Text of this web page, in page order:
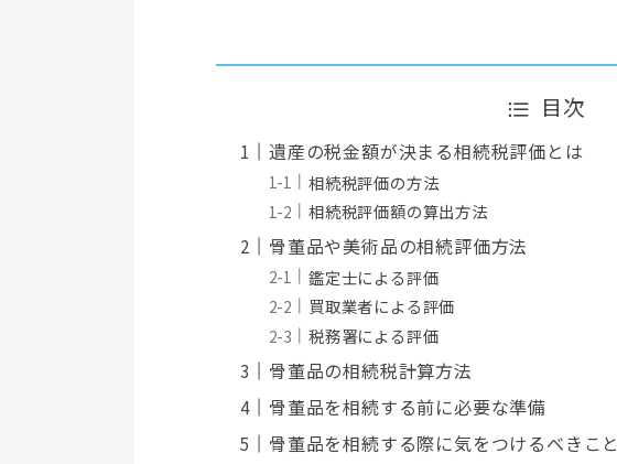
目次
遺産の税金額が決まる相続税評価とは
相続税評価の方法
相続税評価額の算出方法
骨董品や美術品の相続評価方法
鑑定士による評価
買取業者による評価
税務署による評価
骨董品の相続税計算方法
骨董品を相続する前に必要な準備
骨董品を相続する際に気をつけるべきこと